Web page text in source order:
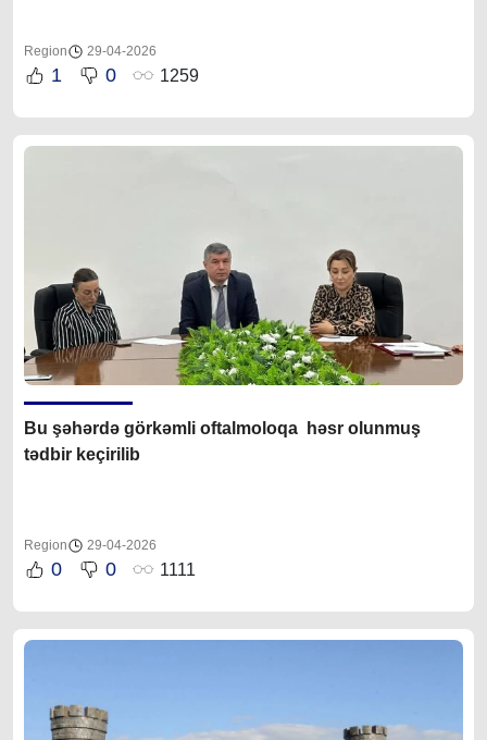
Region 29-04-2026
1 0 1259
Bu şəhərdə görkəmli oftalmoloqa həsr olunmuş
tədbir keçirilib
Region 29-04-2026
0 0 1111